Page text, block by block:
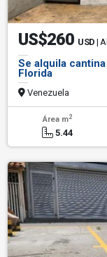
US$260 USD |
Se alquila
Florida
Venezuela
Área m2
5.44